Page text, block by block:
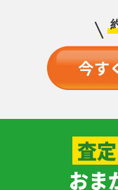
￥9,800
カスミの
バンギラス L2yd
メガエン
￥7,500
ファイヤー＆サンダー
＆フリーザーGX
ミカ
058/052
査定
おま